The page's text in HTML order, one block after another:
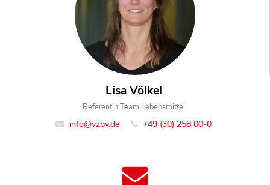
Lisa Völkel
Referentin Team Lebensmittel
info@vzbv.de +49 (30) 258 00-0